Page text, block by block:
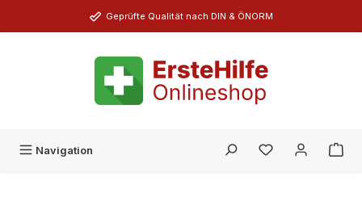
Zum Hauptinhalt springenGeprüfte Qualität nach DIN & ÖNORM
Navigation Du hast 0